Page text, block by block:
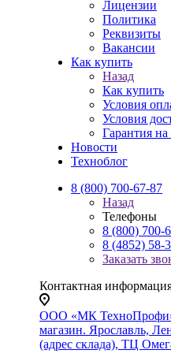
Лицензии
Политика
Реквизиты
Вакансии
Как купить
Назад
Как купить
Условия
Условия
Гарантия на
Новости
Техноблог
8 (800) 700-67-87
Назад
Телефоны
8 (800) 700-
8 (4852) 58-
Заказать
Контактная
ООО «МК
магазин. Ярославль,
(адрес склада), ТЦ